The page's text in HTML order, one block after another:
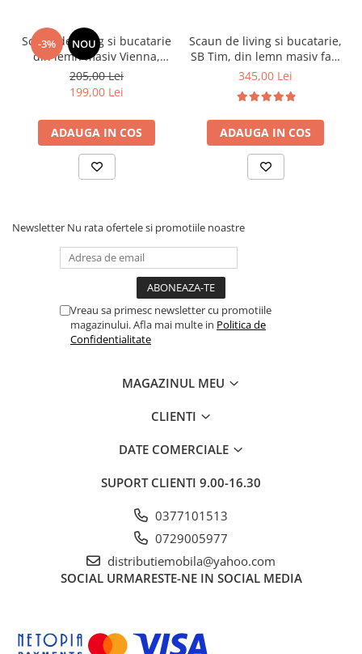
-3% NOU
Scaun de living si bucatarie
din lemn masiv Vienna,
tapiterie stofa,100 kg,
94x49x40 cm, nuc/bej
205,00 Lei
199,00 Lei
ADAUGA IN COS
Scaun de living si bucatarie,
SB Tim, din lemn masiv fag,
tapiterie stofa, lacuit, 120
345,00 Lei
ADAUGA IN COS
Newsletter Nu rata ofertele si promotiile noastre
Vreau sa primesc newsletter cu promotiile
magazinului. Afla mai multe in Politica de
Confidentialitate
MAGAZINUL MEU
CLIENTI
DATE COMERCIALE
SUPORT CLIENTI 9.00-16.30
0377101513
0729005977
distributiemobila@yahoo.com
SOCIAL URMARESTE-NE IN SOCIAL MEDIA